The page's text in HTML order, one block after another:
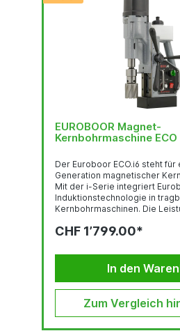
EUROBOOR Magnet-
Kernbohrmaschine ECO
Der Euroboor ECO.i6 steht für
Generation magnetischer
Mit der i-Serie integriert
Induktionstechnologie in
Kernbohrmaschinen. Die
direkten elektrischen Kontakt
und Erwärmung und
kontinuierlichen und
schwierigen
gesteuert. Motor, Getriebe,
Drehzahlregelung bilden so
CHF 1’799.00*
In den
Zum Vergleich